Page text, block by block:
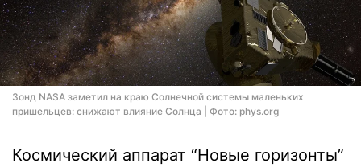
Зонд NASA заметил на краю Солнечной системы маленьких
пришельцев: снижают влияние Солнца | Фото: phys.org
Космический аппарат “Новые горизонты”